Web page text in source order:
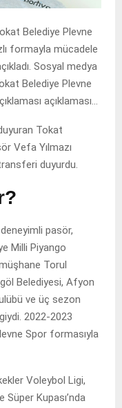
Belediye Plevne
formayla mücadele
Sosyal medya
Belediye Plevne
açıklaması…
Tokat
Vefa Yılmazı
duyurdu.
pasör,
Milli Piyango
Torul
Belediyesi, Afyon
ve üç sezon
2022-2023
Spor formasıyla
Voleybol Ligi,
Süper Kupası’nda